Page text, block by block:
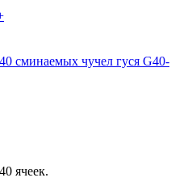
чучел гуся G40-
ячеек.